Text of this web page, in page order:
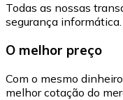
Todas as nossas
segurança informática.
O melhor preço
Com o mesmo
melhor cotação do